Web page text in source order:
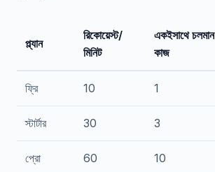
প্ল্যান
রিকোয়েস্ট/
মিনিট
একইসাথে চলমান
কাজ
ফ্রি 10 1
স্টার্টার 30 3
প্রো 60 10